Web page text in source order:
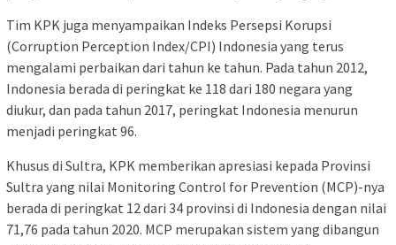
Tim KPK juga menyampaikan Indeks Persepsi Korupsi
(Corruption Perception Index/CPI) Indonesia yang terus
mengalami perbaikan dari tahun ke tahun. Pada tahun 2012,
Indonesia berada di peringkat ke 118 dari 180 negara yang
diukur, dan pada tahun 2017, peringkat Indonesia menurun
menjadi peringkat 96.
Khusus di Sultra, KPK memberikan apresiasi kepada Provinsi
Sultra yang nilai Monitoring Control for Prevention (MCP)-nya
berada di peringkat 12 dari 34 provinsi di Indonesia dengan nilai
71,76 pada tahun 2020. MCP merupakan sistem yang dibangun